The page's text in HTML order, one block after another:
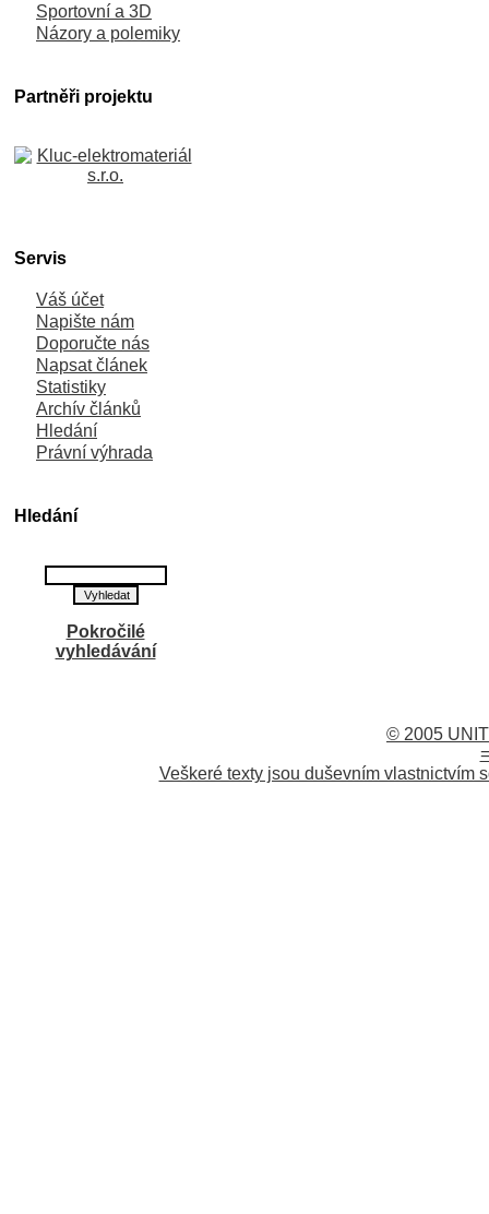
Sportovní a 3D
Názory a polemiky
Partněři projektu
Servis
Váš účet
Napište nám
Doporučte nás
Napsat článek
Statistiky
Archív článků
Hledání
Právní výhrada
Hledání
Pokročilé
vyhledávání
© 2005
Veškeré texty jsou duševním vlastnictvím